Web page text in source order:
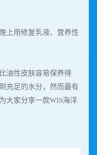
上用修复乳液、营养性
油性皮肤容易保养得
充足的水分，然而最有
大家分享一款WIS海洋